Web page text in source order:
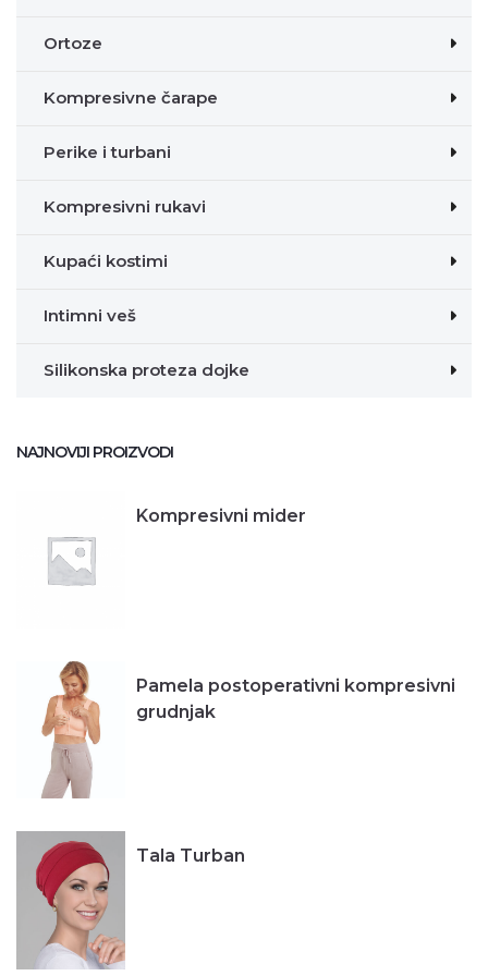
Ortoze
Kompresivne čarape
Perike i turbani
Kompresivni rukavi
Kupaći kostimi
Intimni veš
Silikonska proteza dojke
NAJNOVIJI PROIZVODI
Kompresivni mider
Pamela postoperativni kompresivni
grudnjak
Tala Turban